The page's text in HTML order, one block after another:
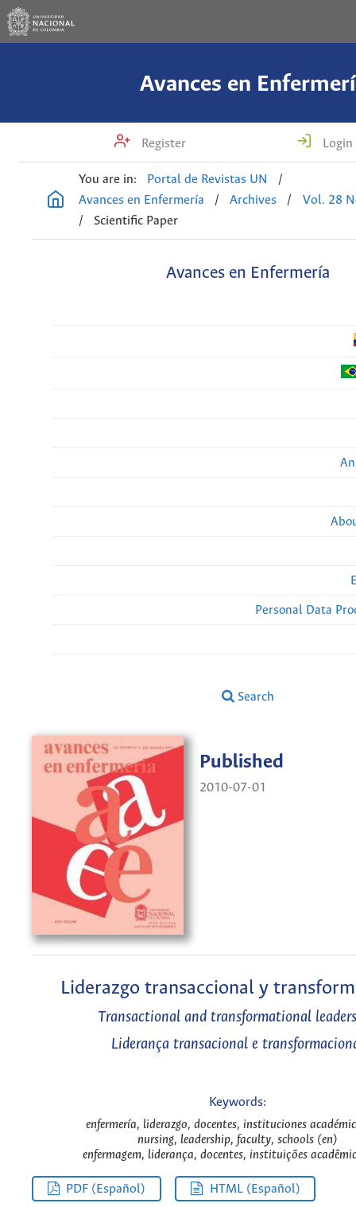
Avances en
Register Login
You are in: Portal de Revistas UN
/
Avances en Enfermería
/ Archives /
Vol. 28
/
Scientific Paper
Avances en Enfermería
Personal Data
Search
Published
2010-07-01
Liderazgo transaccional y
Transactional and transformational
Liderança transacional e
Keywords:
enfermería, liderazgo, docentes, instituciones
nursing, leadership, faculty, schools (en)
enfermagem, liderança, docentes, instituições
PDF (Español) HTML (Español)